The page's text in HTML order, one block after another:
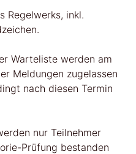
Regelwerks, inkl.
Warteliste werden am
Meldungen zugelassen
nach diesen Termin
nur Teilnehmer
Prüfung bestanden